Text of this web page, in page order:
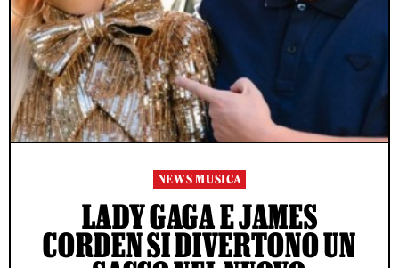
NEWS MUSICA
LADY GAGA E JAMES
CORDEN SI DIVERTONO UN